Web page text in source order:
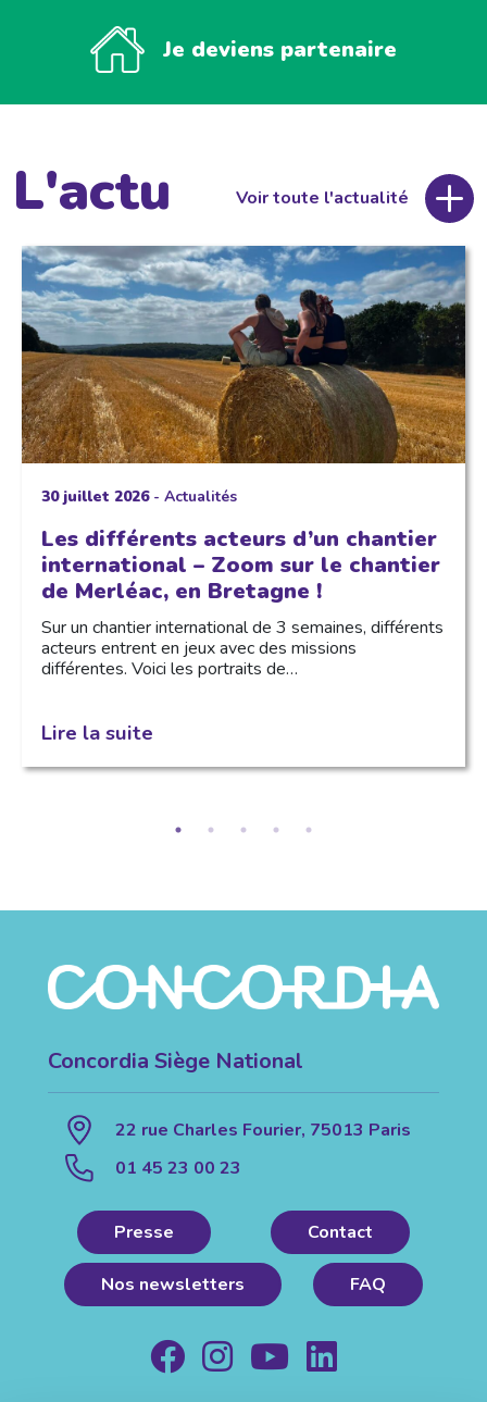
Je deviens partenaire
L'actu Voir toute l'actualité
30 juillet 2026- Actualités
Les différents acteurs d’un chantier
international – Zoom sur le chantier
de Merléac, en Bretagne !
Sur un chantier international de 3 semaines, différents
acteurs entrent en jeux avec des missions
différentes. Voici les portraits de…
Lire la suite
Concordia Siège National
22 rue Charles Fourier, 75013 Paris
01 45 23 00 23
Presse Contact
Nos newsletters FAQ